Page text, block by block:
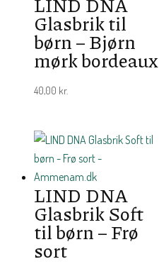
Glasbrik til
børn – Bjørn
mørk bordeaux
40,00 kr.
LIND DNA
Glasbrik Soft
til børn – Frø
sort